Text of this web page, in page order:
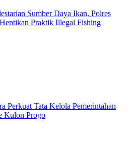
Sumber Daya Ikan, Polres
Praktik Illegal Fishing
Perkuat Tata Kelola Pemerintahan
Kulon Progo